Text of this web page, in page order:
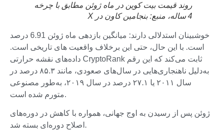
روند قیمت بیت کوین در ماه ژوئن مطابق با چرخه
4 ساله، منبع:
بنجامین کاون در X
خوشبینان استدلالی دارند: میانگین بازدهی ماه ژوئن 6.91 درصد
است. با این حال، حتی این برخلاف واقعیت های تاریخی است.
داده‌های نقشه حرارتی CryptoRank ثابت می‌کند که این رقم
به‌دلیل ناهنجاری‌هایی در سال‌های صعودی، مانند ۸۵.۳ درصد در
سال ۲۰۱۱ یا ۲۷.۱ درصد در سال ۲۰۱۹، به‌طور مصنوعی
متورم شده است.
ژوئن پس از رسیدن به اوج جهانی، همواره با کاهش در دوره‌های
اصلاح دوره‌ای بسته شد.